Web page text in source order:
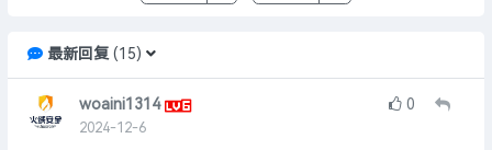
最新回复( 15)
woaini1314
2024-12-6
0